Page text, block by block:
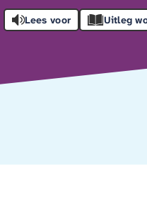
Lees voor Uitleg